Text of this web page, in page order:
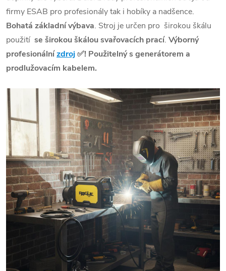
firmy ESAB pro profesionály tak i hobíky a nadšence.
Bohatá základní výbava. Stroj je určen pro širokou škálu
použití se širokou škálou svařovacích prací. Výborný
profesionálnízdroj✅! Použitelný s generátorem a
prodlužovacím kabelem.